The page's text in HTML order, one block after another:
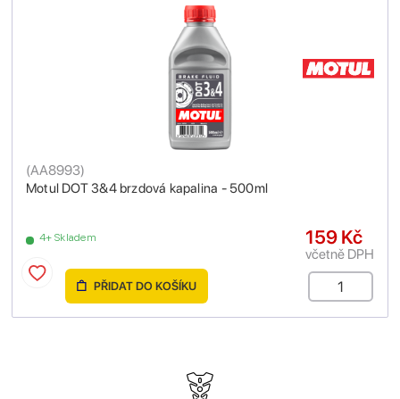
Motul DOT 3&4 brzdová kapalina - 500ml
(AA8993)
4+ Skladem 159 Kč
včetně DPH
PŘIDAT DO KOŠÍKU